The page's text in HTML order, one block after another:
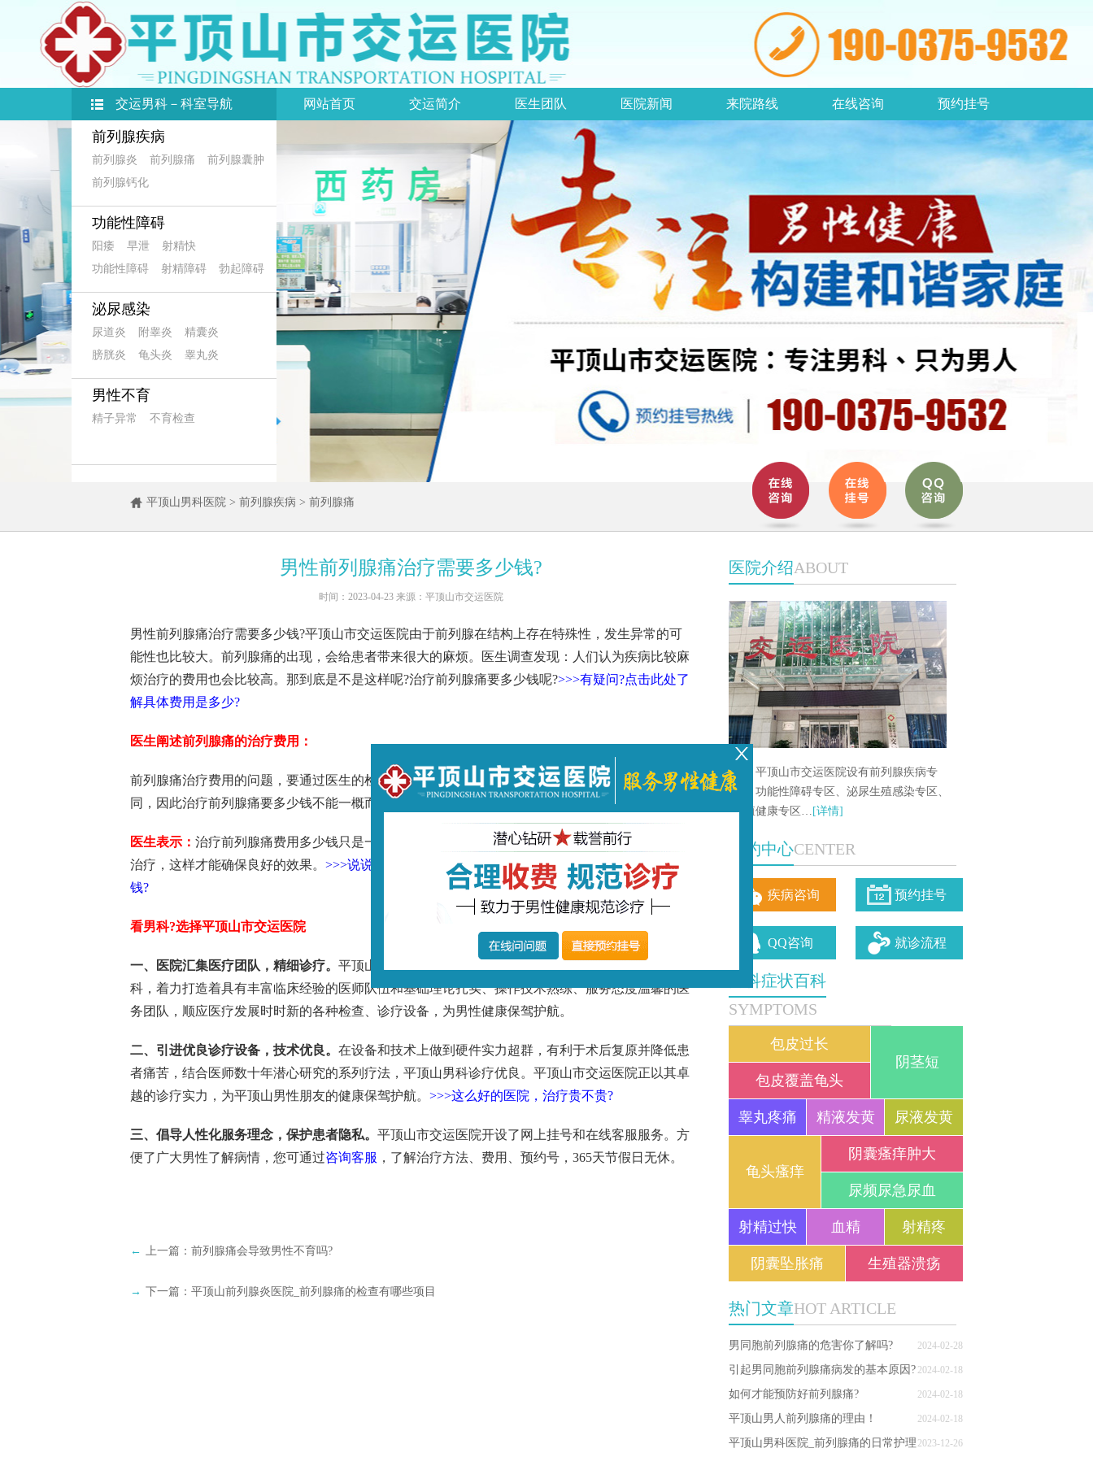
前列腺疾病
前列腺炎 前列腺痛
前列腺囊肿
前列腺钙化
功能性障碍
阳痿 早泄
射精快
功能性障碍
射精障碍 勃起障碍
泌尿感染
尿道炎 附睾炎
精囊炎
膀胱炎
龟头炎 睾丸炎
男性不育
精子异常 不育检查
交运男科－科室导航 网站首页 交运简介 医生团队 医院新闻 来院路线 在线咨询 预约挂号
平顶山男科医院 > 前列腺疾病 > 前列腺痛
医院介绍ABOUT
平顶山市交运医院设有前列腺疾病专
区、功能性障碍专区、泌尿生殖感染专区、
生殖健康专区… [详情]
预约中心CENTER
疾病咨询 预约挂号
QQ咨询 就诊流程
男科症状百科
SYMPTOMS
包皮过长
包皮覆盖龟头
阴茎短
睾丸疼痛 精液发黄 尿液发黄
阴囊瘙痒肿大
尿频尿急尿血
龟头瘙痒
射精过快 血精 射精疼
阴囊坠胀痛 生殖器溃疡
热门文章HOT ARTICLE
2024-02-28
男同胞前列腺痛的危害你了解吗?
2024-02-18
引起男同胞前列腺痛病发的基本原因?
2024-02-18
如何才能预防好前列腺痛?
2024-02-18
平顶山男人前列腺痛的理由！
2023-12-26
平顶山男科医院_前列腺痛的日常护理
男性前列腺痛治疗需要多少钱?
时间：2023-04-23 来源：平顶山市交运医院
男性前列腺痛治疗需要多少钱?平顶山市交运医院由于前列腺在结构上存在特殊性，发生异常的可
能性也比较大。前列腺痛的出现，会给患者带来很大的麻烦。医生调查发现：人们认为疾病比较麻
烦治疗的费用也会比较高。那到底是不是这样呢?治疗前列腺痛要多少钱呢?>>>有疑问?点击此处了
解具体费用是多少?
医生阐述前列腺痛的治疗费用：
前列腺痛治疗费用的问题，要通过医生的检查后才能知道。不同类型的前列腺痛症状、病因都不相
同，因此治疗前列腺痛要多少钱不能一概而论。不过一般来说治疗前列腺痛的费用大家都能接受。
医生表示： 治疗前列腺痛费用多少钱只是一方面，更重要的是到正规的医院，接受科学治疗方法的
治疗，这样才能确保良好的效果。 >>>说说你的情况，让在线客服帮你评估手术费用大致需要多少
钱?
看男科?选择平顶山市交运医院
一、医院汇集医疗团队，精细诊疗。 平顶山市交运医院汇集了来自各个知识不错、治疗水平好的男
科，着力打造着具有丰富临床经验的医师队伍和基础理论扎实、操作技术熟练、服务态度温馨的医
务团队，顺应医疗发展时时新的各种检查、诊疗设备，为男性健康保驾护航。
二、引进优良诊疗设备，技术优良。 在设备和技术上做到硬件实力超群，有利于术后复原并降低患
者痛苦，结合医师数十年潜心研究的系列疗法，平顶山男科诊疗优良。平顶山市交运医院正以其卓
越的诊疗实力，为平顶山男性朋友的健康保驾护航。 >>>这么好的医院，治疗贵不贵?
三、倡导人性化服务理念，保护患者隐私。 平顶山市交运医院开设了网上挂号和在线客服服务。方
便了广大男性了解病情，您可通过咨询客服 ，了解治疗方法、费用、预约号，365天节假日无休。
← 上一篇： 前列腺痛会导致男性不育吗?
→ 下一篇： 平顶山前列腺炎医院_前列腺痛的检查有哪些项目